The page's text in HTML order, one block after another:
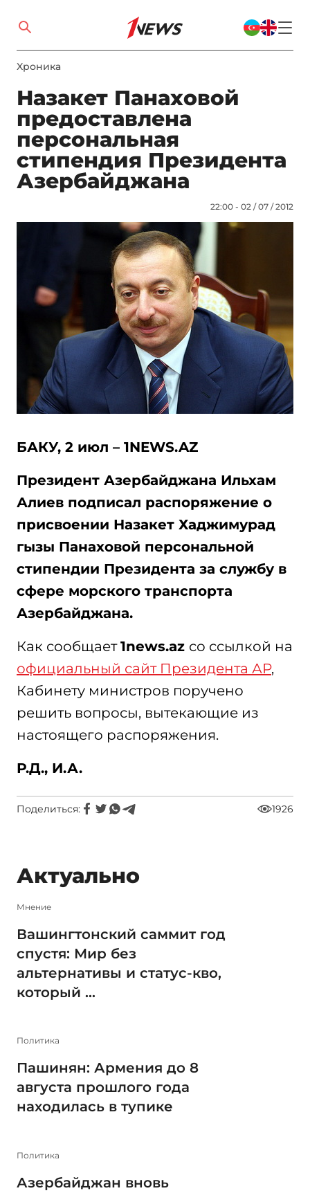
Xроника
Назакет Панаховой
предоставлена
персональная
стипендия Президента
Азербайджана
22:00 - 02 / 07 / 2012
БАКУ, 2 июл – 1NEWS.AZ
Президент Азербайджана Ильхам
Алиев подписал распоряжение о
присвоении Назакет Хаджимурад
гызы Панаховой персональной
стипендии Президента за службу в
сфере морского транспорта
Азербайджана.
Как сообщает1news.az со ссылкой на
официальный сайт Президента АР,
Кабинету министров поручено
решить вопросы, вытекающие из
настоящего распоряжения.
Р.Д., И.А.
Поделиться: 1926
Актуально
Мнение
Вашингтонский саммит год
спустя: Мир без
альтернативы и статус-кво,
который ...
Политика
Пашинян: Армения до 8
августа прошлого года
находилась в тупике
Политика
Азербайджан вновь